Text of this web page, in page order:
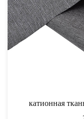
водонепроницаемый